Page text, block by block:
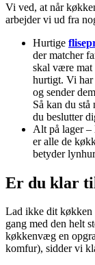
Vi ved, at når
arbejder vi ud fra
Hurtige
der matcher
skal være mat
hurtigt. Vi har
og sender
Så kan du
du beslutter
Alt på lager –
er alle de
betyder
Er du klar
Lad ikke dit køkken
gang med den helt
køkkenvæg en
komfur), sidder vi